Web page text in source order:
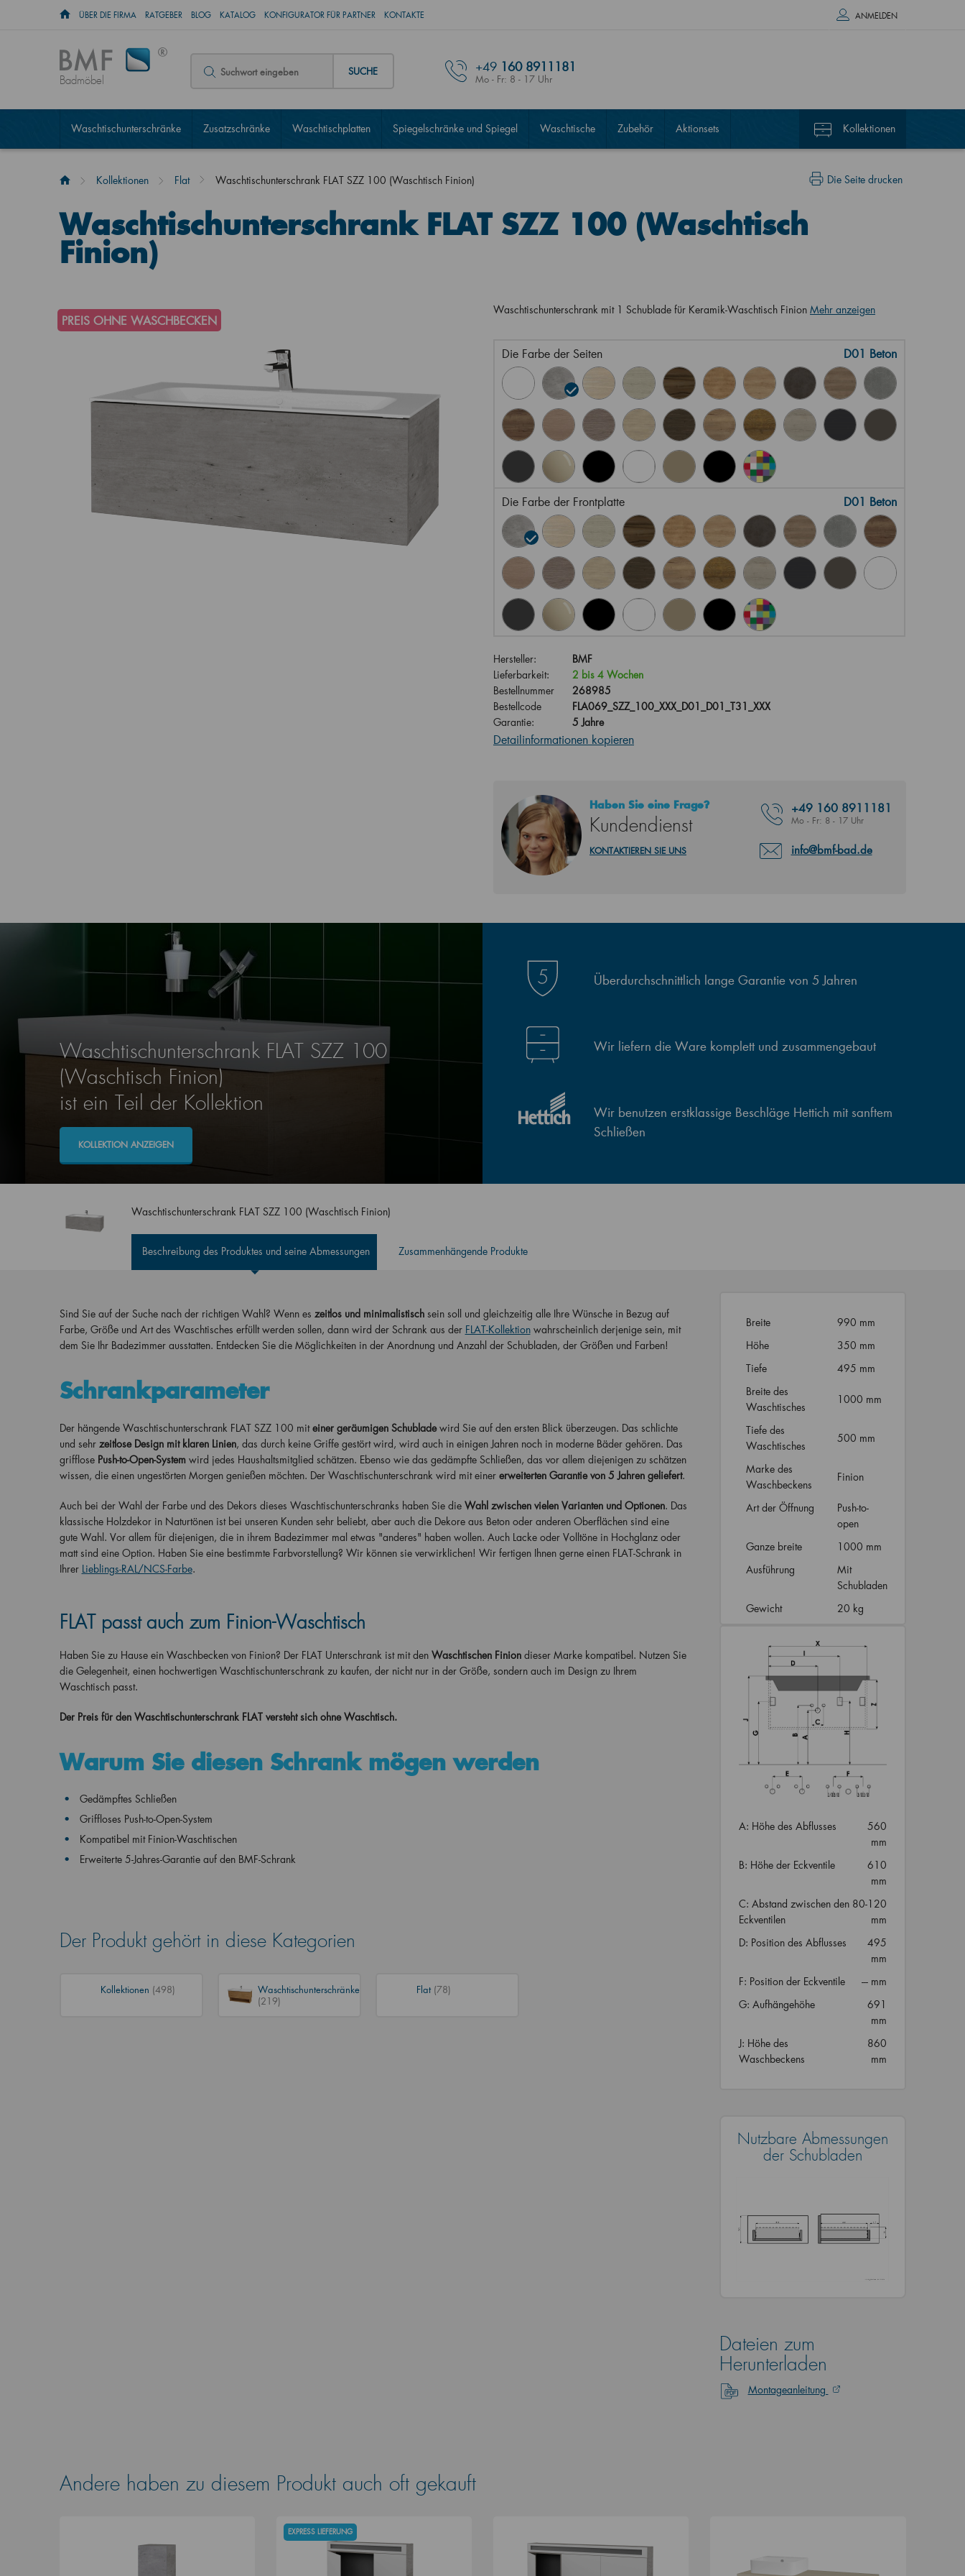
ÜBER DIE FIRMA RATGEBER BLOG KATALOG KONFIGURATOR FÜR PARTNER KONTAKTE ANMELDEN
Badmöbel
SUCHE +49 160 8911181
Mo - Fr: 8 - 17 Uhr
Waschtischunterschränke Zusatzschränke Waschtischplatten Spiegelschränke und Spiegel Waschtische Zubehör Aktionsets Kollektionen
Die Seite drucken
Kollektionen Flat Waschtischunterschrank FLAT SZZ 100 (Waschtisch Finion)
Waschtischunterschrank FLAT SZZ 100 (Waschtisch
Finion)
PREIS OHNE WASCHBECKEN
Waschtischunterschrank mit 1 Schublade für Keramik-Waschtisch Finion Mehr anzeigen
Die Farbe der Seiten D01 Beton
Die Farbe der Frontplatte D01 Beton
Hersteller:
BMF
Lieferbarkeit:
2 bis 4 Wochen
Bestellnummer
268985
Bestellcode
FLA069_SZZ_100_XXX_D01_D01_T31_XXX
Garantie:
5 Jahre
Detailinformationen kopieren
Haben Sie eine Frage?
Kundendienst
+49 160 8911181
Mo - Fr: 8 - 17 Uhr
info@bmf-bad.de
KONTAKTIEREN SIE UNS
Waschtischunterschrank FLAT SZZ 100
(Waschtisch Finion)
ist ein Teil der Kollektion
KOLLEKTION ANZEIGEN
Überdurchschnittlich lange Garantie von 5 Jahren
Wir liefern die Ware komplett und zusammengebaut
Wir benutzen erstklassige Beschläge Hettich mit sanftem
Schließen
Waschtischunterschrank FLAT SZZ 100 (Waschtisch Finion)
Beschreibung des Produktes und seine Abmessungen Zusammenhängende Produkte
Sind Sie auf der Suche nach der richtigen Wahl? Wenn es zeitlos und minimalistisch sein soll und gleichzeitig alle Ihre Wünsche in Bezug auf
Farbe, Größe und Art des Waschtisches erfüllt werden sollen, dann wird der Schrank aus der FLAT-Kollektion wahrscheinlich derjenige sein, mit
dem Sie Ihr Badezimmer ausstatten. Entdecken Sie die Möglichkeiten in der Anordnung und Anzahl der Schubladen, der Größen und Farben!
Schrankparameter
Der hängende Waschtischunterschrank FLAT SZZ 100 mit einer geräumigen Schublade wird Sie auf den ersten Blick überzeugen. Das schlichte
und sehr zeitlose Design mit klaren Linien, das durch keine Griffe gestört wird, wird auch in einigen Jahren noch in moderne Bäder gehören. Das
grifflose Push-to-Open-System wird jedes Haushaltsmitglied schätzen. Ebenso wie das gedämpfte Schließen, das vor allem diejenigen zu schätzen
wissen, die einen ungestörten Morgen genießen möchten. Der Waschtischunterschrank wird mit einer erweiterten Garantie von 5 Jahren geliefert.
Auch bei der Wahl der Farbe und des Dekors dieses Waschtischunterschranks haben Sie die Wahl zwischen vielen Varianten und Optionen. Das
klassische Holzdekor in Naturtönen ist bei unseren Kunden sehr beliebt, aber auch die Dekore aus Beton oder anderen Oberflächen sind eine
gute Wahl. Vor allem für diejenigen, die in ihrem Badezimmer mal etwas "anderes" haben wollen. Auch Lacke oder Volltöne in Hochglanz oder
matt sind eine Option. Haben Sie eine bestimmte Farbvorstellung? Wir können sie verwirklichen! Wir fertigen Ihnen gerne einen FLAT-Schrank in
Ihrer Lieblings-RAL/NCS-Farbe.
FLAT passt auch zum Finion-Waschtisch
Haben Sie zu Hause ein Waschbecken von Finion? Der FLAT Unterschrank ist mit den Waschtischen Finiondieser Marke kompatibel. Nutzen Sie
die Gelegenheit, einen hochwertigen Waschtischunterschrank zu kaufen, der nicht nur in der Größe, sondern auch im Design zu Ihrem
Waschtisch passt.
Der Preis für den Waschtischunterschrank FLAT versteht sich ohne Waschtisch.
Warum Sie diesen Schrank mögen werden
Gedämpftes Schließen
Griffloses Push-to-Open-System
Kompatibel mit Finion-Waschtischen
Erweiterte 5-Jahres-Garantie auf den BMF-Schrank
Der Produkt gehört in diese Kategorien
Kollektionen (498)
Waschtischunterschränke
(219)
Flat (78)
Breite
990 mm
Höhe
350 mm
Tiefe
495 mm
Breite des
Waschtisches
1000 mm
Tiefe des
Waschtisches
500 mm
Marke des
Waschbeckens
Finion
Art der Öffnung
Push-to-
open
Ganze breite
1000 mm
Ausführung
Mit
Schubladen
Gewicht
20 kg
A: Höhe des Abflusses
560
mm
B: Höhe der Eckventile
610
mm
C: Abstand zwischen den
Eckventilen
80-120
mm
D: Position des Abflusses
495
mm
F: Position der Eckventile
--- mm
G: Aufhängehöhe
691
mm
J: Höhe des
Waschbeckens
860
mm
Nutzbare Abmessungen
der Schubladen
Dateien zum
Herunterladen
Montageanleitung
Andere haben zu diesem Produkt auch oft gekauft
EXPRESS LIEFERUNG